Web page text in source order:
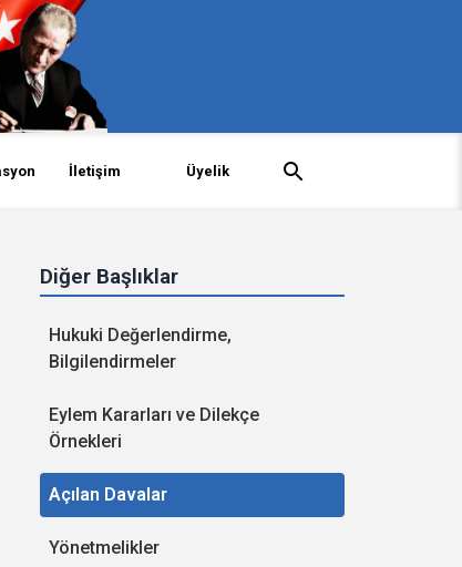
İletişim Üyelik
Diğer Başlıklar
Hukuki Değerlendirme,
Bilgilendirmeler
Eylem Kararları ve Dilekçe
Örnekleri
Açılan Davalar
Yönetmelikler